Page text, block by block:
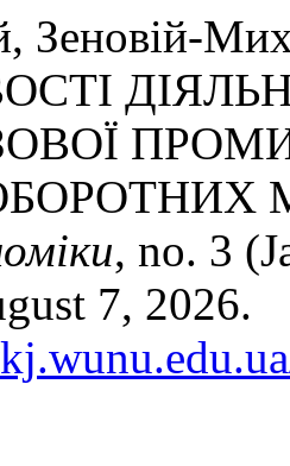
Зеновій-
, no. 3
7, 2026.